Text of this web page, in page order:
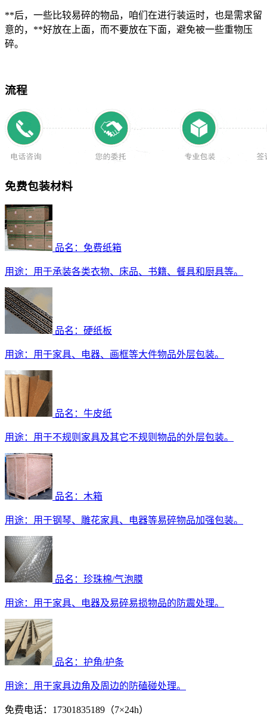
**后，一些比较易碎的物品，咱们在进行装运时，也是需求留
意的，**好放在上面，而不要放在下面，避免被一些重物压
碎。
流程
免费包装材料
品名：免费纸箱
用途： 用于承装各类衣物、床品、书籍、餐具和厨具等。
品名：硬纸板
用途： 用于家具、电器、画框等大件物品外层包装。
品名：牛皮纸
用途： 用于不规则家具及其它不规则物品的外层包装。
品名：木箱
用途： 用于钢琴、雕花家具、电器等易碎物品加强包装。
品名：珍珠棉/气泡膜
用途： 用于家具、电器及易碎易损物品的防震处理。
品名：护角/护条
用途： 用于家具边角及周边的防磕碰处理。
免费电话：17301835189（7×24h）